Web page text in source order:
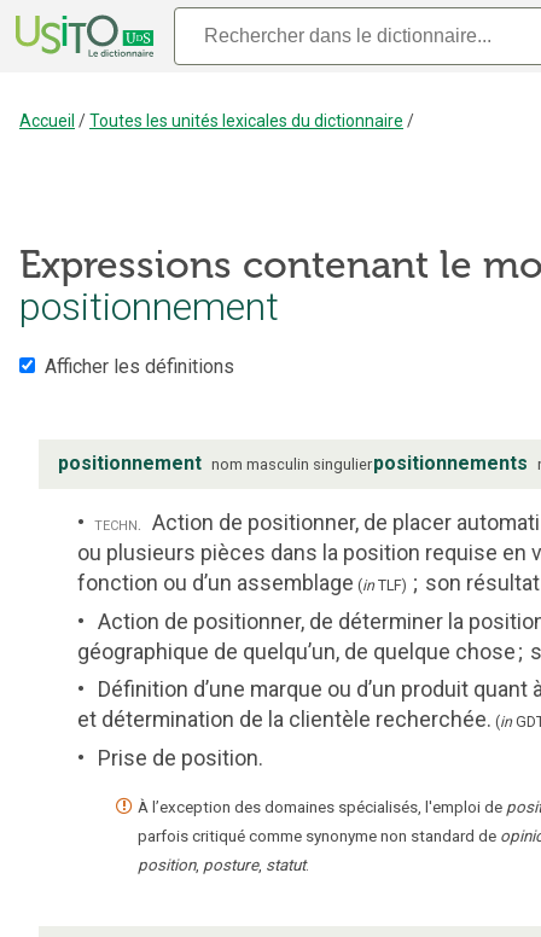
Accueil /Toutes les unités lexicales du dictionnaire /
Expressions contenant le
positionnement
Afficher les définitions
positionnement nom masculin singulierpositionnements
techn. Action de positionner, de placer
ou plusieurs pièces dans la position requise en
fonction ou d’un assemblage (inTLF) ; son résultat
Action de positionner, de déterminer la
géographique de quelqu’un, de quelque chose ;
Définition d’une marque ou d’un produit quant
et détermination de la clientèle recherchée. (in
Prise de position.
À l’exception des domaines spécialisés, l'emploi de
parfois critiqué comme synonyme non standard de
position, posture, statut.